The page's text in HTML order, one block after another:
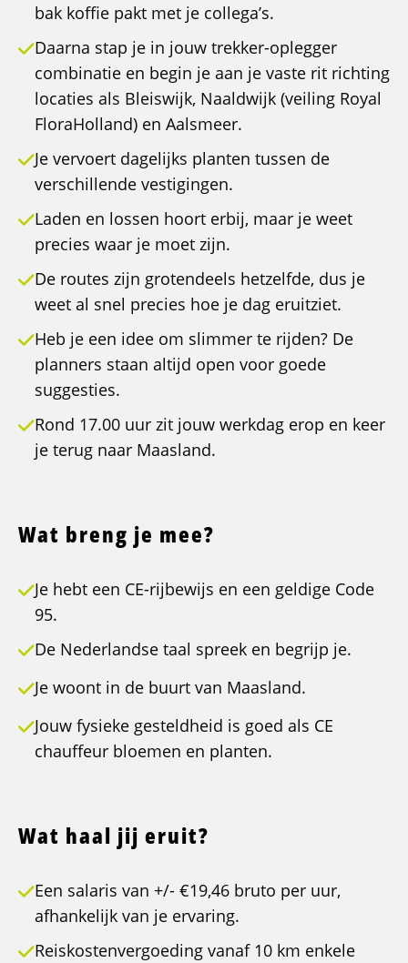
bak koffie pakt met je collega’s.
Daarna stap je in jouw trekker-oplegger
combinatie en begin je aan je vaste rit richting
locaties als Bleiswijk, Naaldwijk (veiling Royal
FloraHolland) en Aalsmeer.
Je vervoert dagelijks planten tussen de
verschillende vestigingen.
Laden en lossen hoort erbij, maar je weet
precies waar je moet zijn.
De routes zijn grotendeels hetzelfde, dus je
weet al snel precies hoe je dag eruitziet.
Heb je een idee om slimmer te rijden? De
planners staan altijd open voor goede
suggesties.
Rond 17.00 uur zit jouw werkdag erop en keer
je terug naar Maasland.
Wat breng je mee?
Je hebt een CE-rijbewijs en een geldige Code
95.
De Nederlandse taal spreek en begrijp je.
Je woont in de buurt van Maasland.
Jouw fysieke gesteldheid is goed als CE
chauffeur bloemen en planten.
Wat haal jij eruit?
Een salaris van +/- €19,46 bruto per uur,
afhankelijk van je ervaring.
Reiskostenvergoeding vanaf 10 km enkele